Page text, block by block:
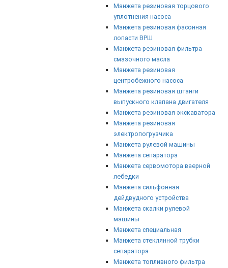
Манжета резиновая торцового
уплотнения насоса
Манжета резиновая фасонная
лопасти ВРШ
Манжета резиновая фильтра
смазочного масла
Манжета резиновая
центробежного насоса
Манжета резиновая штанги
выпускного клапана двигателя
Манжета резиновая экскаватора
Манжета резиновая
электропогрузчика
Манжета рулевой машины
Манжета сепаратора
Манжета сервомотора ваерной
лебедки
Манжета сильфонная
дейдвудного устройства
Манжета скалки рулевой
машины
Манжета специальная
Манжета стеклянной трубки
сепаратора
Манжета топливного фильтра